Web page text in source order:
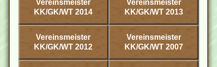
Vereinsmeister
KK/GK/WT 2014
Vereinsmeister
KK/GK/WT 2013
Vereinsmeister
KK/GK/WT 2012
Vereinsmeister
KK/GK/WT 2007